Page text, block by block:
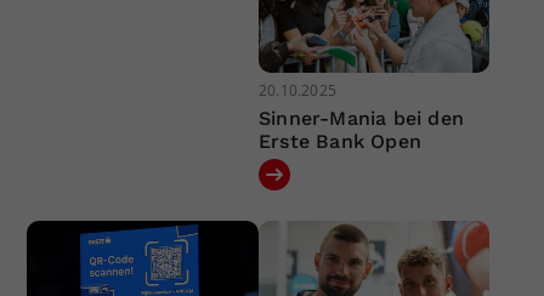
20.10.2025
Sinner-Mania bei den
Erste Bank Open